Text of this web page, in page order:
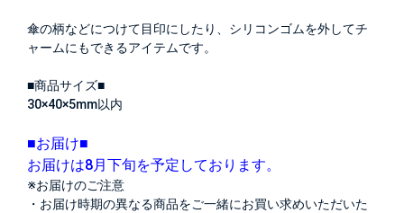
傘の柄などにつけて目印にしたり、シリコンゴムを外してチ
ャームにもできるアイテムです。
■商品サイズ■
30×40×5mm以内
■お届け■
お届けは8月下旬を予定しております。
※お届けのご注意
・お届け時期の異なる商品をご一緒にお買い求めいただいた